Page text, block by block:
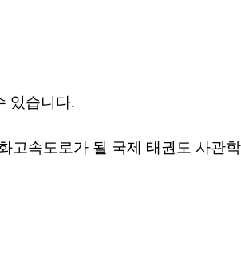
있습니다.
속도로가 될 국제 태권도 사관